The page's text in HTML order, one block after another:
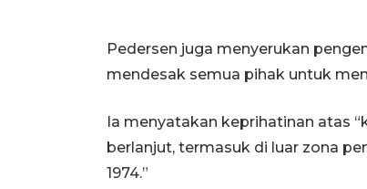
Pedersen juga menyerukan
mendesak semua pihak untuk
Ia menyatakan keprihatinan atas
berlanjut, termasuk di luar zona
1974.”